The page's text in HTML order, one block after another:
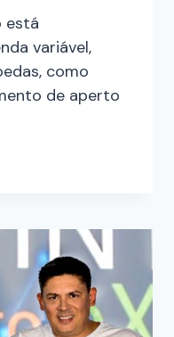
está
variável,
como
de aperto